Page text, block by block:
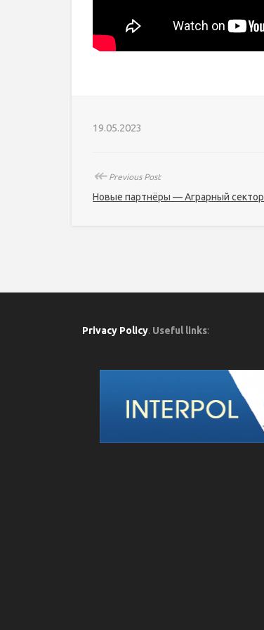
19.05.2023
↞Previous Post
Новые партнёры — Аграрный сектор
Privacy Policy. Useful links: